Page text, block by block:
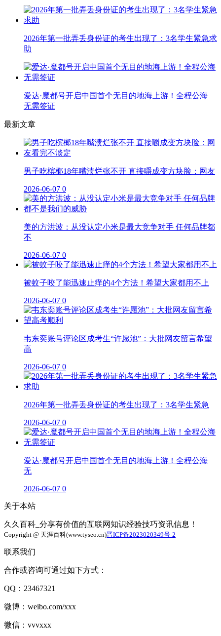
2026年第一批弄丢身份证的考生出现了：3名学生紧急求
助
爱达·魔都号开启中国首个无目的地海上游！全程公海
无需签证
最新文章
男子吃槟榔18年嘴溃烂张不开 直接嚼成变方块脸：网友
2026-06-07 0
美的方洪波：从没认定小米是最大竞争对手 任何品牌都
不
2026-06-07 0
被蚊子咬了能迅速止痒的4个方法！希望大家都用不上
2026-06-07 0
韦东奕账号评论区成考生“许愿池”：大批网友留言希望
高
2026-06-07 0
2026年第一批弄丢身份证的考生出现了：3名学生紧急
2026-06-07 0
爱达·魔都号开启中国首个无目的地海上游！全程公海
无
2026-06-07 0
关于本站
久久百科_分享有价值的互联网知识经验技巧资讯信息！
Copyright @ 天涯百科(www.tyseo.cn)晋ICP备2023020349号-2
联系我们
合作或咨询可通过如下方式：
QQ：23467321
微博：weibo.com/xxx
微信：vvvxxx